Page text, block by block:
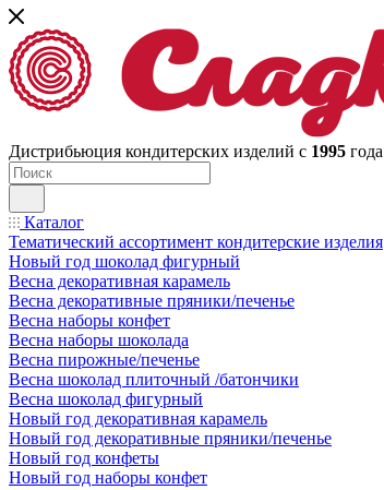
Дистрибьюция кондитерских изделий с 1995 года
Каталог
Тематический ассортимент кондитерские изделия
Новый год шоколад фигурный
Весна декоративная карамель
Весна декоративные пряники/печенье
Весна наборы конфет
Весна наборы шоколада
Весна пирожные/печенье
Весна шоколад плиточный /батончики
Весна шоколад фигурный
Новый год декоративная карамель
Новый год декоративные пряники/печенье
Новый год конфеты
Новый год наборы конфет